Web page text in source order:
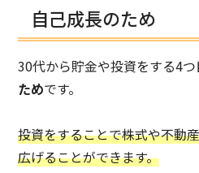
自己成長のため
30代から貯金や投資をする4つ
ためです。
投資をすることで株式や不動
広げることができます。